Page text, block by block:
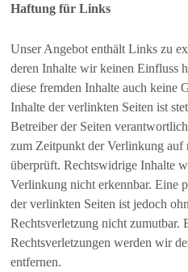
Haftung für Links
Unser Angebot enthält Links zu
deren Inhalte wir keinen Einfluss
diese fremden Inhalte auch keine
Inhalte der verlinkten Seiten ist
Betreiber der Seiten
zum Zeitpunkt der Verlinkung auf
überprüft. Rechtswidrige Inhalte
Verlinkung nicht erkennbar. Eine
der verlinkten Seiten ist jedoch
Rechtsverletzung nicht zumutbar.
Rechtsverletzungen werden wir
entfernen.